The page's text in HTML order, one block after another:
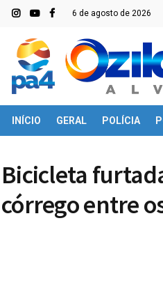
6 de agosto de 2026
INÍCIO GERAL POLÍCIA
Bicicleta
córrego entre